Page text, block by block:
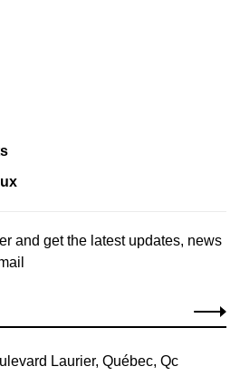
and get the latest updates, news
Laurier, Québec, Qc